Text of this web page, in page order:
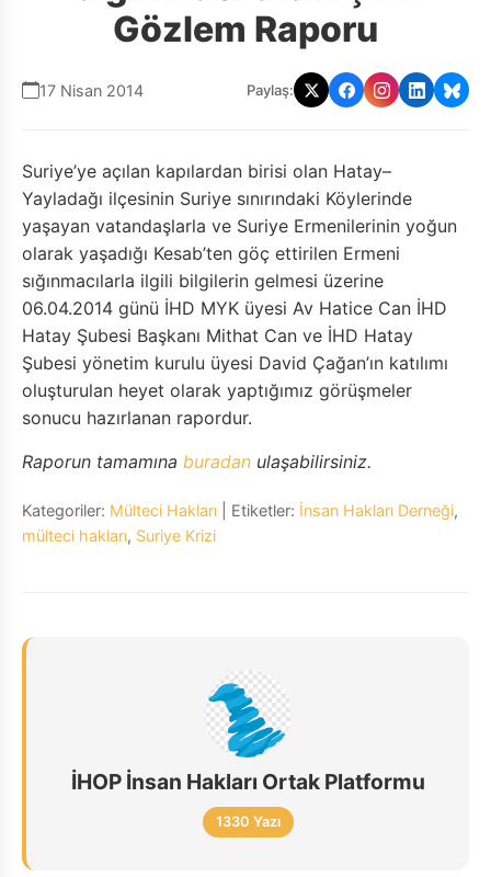
Gözlem Raporu
17 Nisan 2014 Paylaş:
Suriye’ye açılan kapılardan birisi olan Hatay–
Yayladağı ilçesinin Suriye sınırındaki Köylerinde
yaşayan vatandaşlarla ve Suriye Ermenilerinin yoğun
olarak yaşadığı Kesab’ten göç ettirilen Ermeni
sığınmacılarla ilgili bilgilerin gelmesi üzerine
06.04.2014 günü İHD MYK üyesi Av Hatice Can İHD
Hatay Şubesi Başkanı Mithat Can ve İHD Hatay
Şubesi yönetim kurulu üyesi David Çağan’ın katılımı
oluşturulan heyet olarak yaptığımız görüşmeler
sonucu hazırlanan rapordur.
Raporun tamamına buradan ulaşabilirsiniz.
Kategoriler: Mülteci Hakları | Etiketler: İnsan Hakları Derneği,
mülteci hakları, Suriye Krizi
İHOP İnsan Hakları Ortak Platformu
1330 Yazı